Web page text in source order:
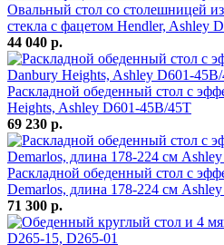
Овальный стол со столешницей
стекла с фацетом Hendler, Ashley
44 040 р.
Раскладной обеденный стол с
Heights, Ashley D601-45B/45T
69 230 р.
Раскладной обеденный стол с
Demarlos, длина 178-224 см
71 300 р.